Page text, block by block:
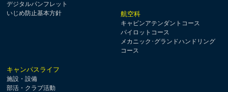
デジタルパンフレット
いじめ防止基本方針
航空科
キャビンアテンダントコース
パイロットコース
メカニック･グランドハンドリング
コース
キャンパスライフ
施設・設備
部活・クラブ活動